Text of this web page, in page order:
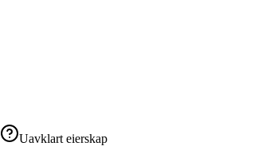
Uavklart eierskap